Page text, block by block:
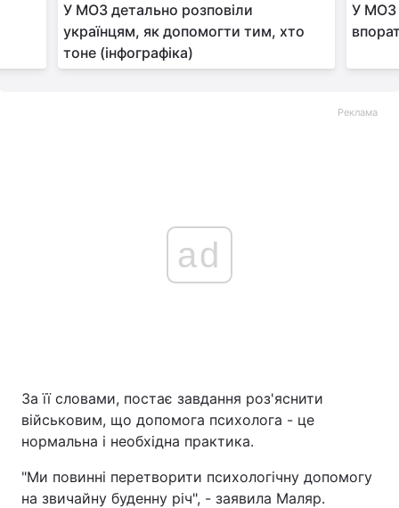
У МОЗ детально розповіли
українцям, як допомогти тим, хто
тоне (інфографіка)
У МОЗ
Реклама
ad
За її словами, постає завдання роз'яснити
військовим, що допомога психолога - це
нормальна і необхідна практика.
"Ми повинні перетворити психологічну допомогу
на звичайну буденну річ", - заявила Маляр.